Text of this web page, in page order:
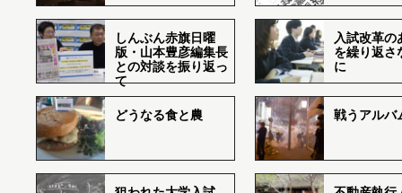
しんぶん赤旗日曜
版・山本豊彦編集長
との対談を振り返っ
て
入試改革の
を繰り返さ
に
どうなる食と農 戦うアルバ